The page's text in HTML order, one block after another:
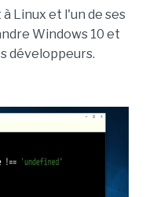
Linux et l'un de ses
Windows 10 et
développeurs.